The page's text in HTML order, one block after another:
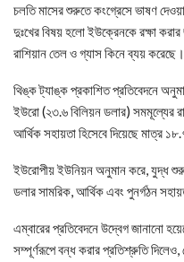
চলতি মাসের শুরুতে কংগ্রেসে ভাষণ
দুঃখের বিষয় হলো ইউক্রেনকে রক্ষা
রাশিয়ান তেল ও গ্যাস কিনে ব্যয়
থিঙ্ক ট্যাঙ্ক প্রকাশিত প্রতিবেদনে
ইউরো (২৩.৬ বিলিয়ন ডলার) সমমূল্যের
আর্থিক সহায়তা হিসেবে দিয়েছে মাত্র
ইউরোপীয় ইউনিয়ন অনুমান করে, যুদ্ধ
ডলার সামরিক, আর্থিক এবং পুনর্গঠন
এম্বারের প্রতিবেদনে উদ্বেগ জানানো
সম্পূর্ণরূপে বন্ধ করার প্রতিশ্রুতি